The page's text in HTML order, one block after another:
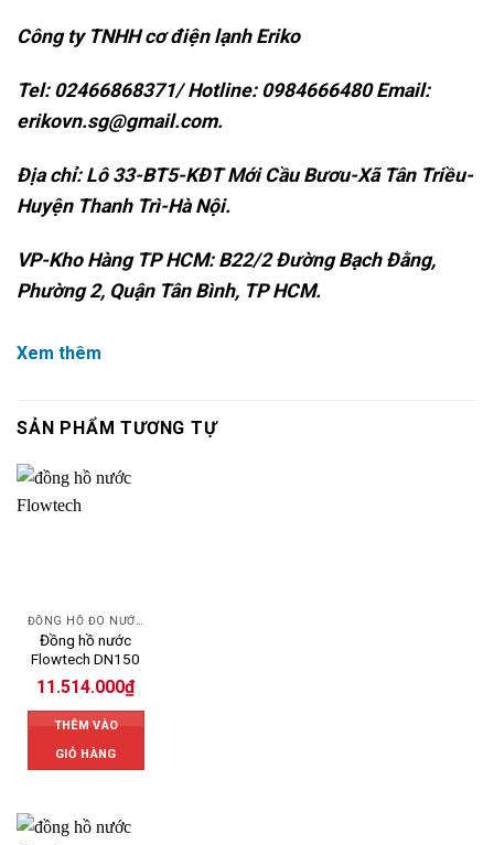
Công ty TNHH cơ điện lạnh Eriko
Tel: 02466868371/ Hotline: 0984666480 Email:
erikovn.sg@gmail.com.
Địa chỉ: Lô 33-BT5-KĐT Mới Cầu Bươu-Xã Tân Triều-
Huyện Thanh Trì-Hà Nội.
VP-Kho Hàng TP HCM: B22/2 Đường Bạch Đằng,
Phường 2, Quận Tân Bình, TP HCM.
Xem thêm
SẢN PHẨM TƯƠNG TỰ
ĐỒNG HỒ ĐO NƯỚC FLOWTECH
Đồng hồ nước
Flowtech DN150
11.514.000₫
THÊM VÀO
GIỎ HÀNG